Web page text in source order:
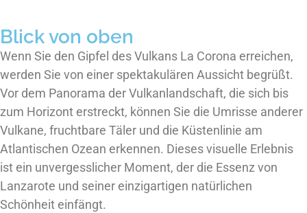
Blick von oben
Wenn Sie den Gipfel des Vulkans La Corona erreichen,
werden Sie von einer spektakulären Aussicht begrüßt.
Vor dem Panorama der Vulkanlandschaft, die sich bis
zum Horizont erstreckt, können Sie die Umrisse anderer
Vulkane, fruchtbare Täler und die Küstenlinie am
Atlantischen Ozean erkennen. Dieses visuelle Erlebnis
ist ein unvergesslicher Moment, der die Essenz von
Lanzarote und seiner einzigartigen natürlichen
Schönheit einfängt.